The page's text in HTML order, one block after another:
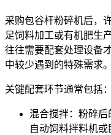
采购包谷杆粉碎机后，
足饲料加工或有机肥生
往往需要配套处理设备
中较少遇到的特殊需求。
关键配套环节通常包括：
混合搅拌：粉碎后
自动饲料拌料机或